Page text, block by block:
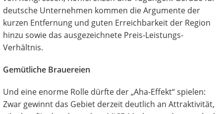
deutsche Unternehmen kommen die Argumente der
kurzen Entfernung und guten Erreichbarkeit der Region
hinzu sowie das ausgezeichnete Preis-Leistungs-
Verhältnis.
Gemütliche Brauereien
Und eine enorme Rolle dürfte der „Aha-Effekt“ spielen:
Zwar gewinnt das Gebiet derzeit deutlich an Attraktivität,